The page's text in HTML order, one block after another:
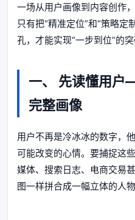
一场从用户画像到内容创作
只有把“精准定位”和“策略定
孔，才能实现“一步到位”的突
一、 先读懂用
完整画像
用户不再是冷冰冰的数字，
可能改变的心情。要捕捉这
媒体、搜索日志、电商交易
图一样拼合成一幅立体的人物